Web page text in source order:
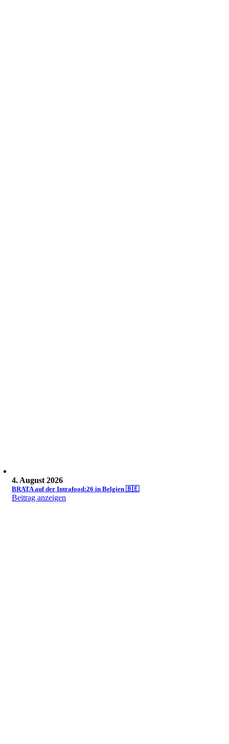
4. August 2026
BRATA auf der Intrafood:26 in Belgien 🇧🇪
Beitrag anzeigen